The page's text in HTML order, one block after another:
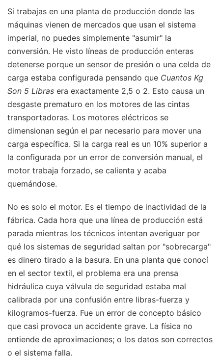
Si trabajas en una planta de producción donde las
máquinas vienen de mercados que usan el sistema
imperial, no puedes simplemente "asumir" la
conversión. He visto líneas de producción enteras
detenerse porque un sensor de presión o una celda de
carga estaba configurada pensando que Cuantos Kg
Son 5 Libras era exactamente 2,5 o 2. Esto causa un
desgaste prematuro en los motores de las cintas
transportadoras. Los motores eléctricos se
dimensionan según el par necesario para mover una
carga específica. Si la carga real es un 10% superior a
la configurada por un error de conversión manual, el
motor trabaja forzado, se calienta y acaba
quemándose.
No es solo el motor. Es el tiempo de inactividad de la
fábrica. Cada hora que una línea de producción está
parada mientras los técnicos intentan averiguar por
qué los sistemas de seguridad saltan por "sobrecarga"
es dinero tirado a la basura. En una planta que conocí
en el sector textil, el problema era una prensa
hidráulica cuya válvula de seguridad estaba mal
calibrada por una confusión entre libras-fuerza y
kilogramos-fuerza. Fue un error de concepto básico
que casi provoca un accidente grave. La física no
entiende de aproximaciones; o los datos son correctos
o el sistema falla.